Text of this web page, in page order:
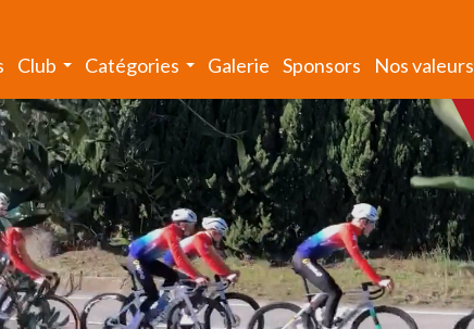
Club Catégories Galerie Sponsors Nos valeurs